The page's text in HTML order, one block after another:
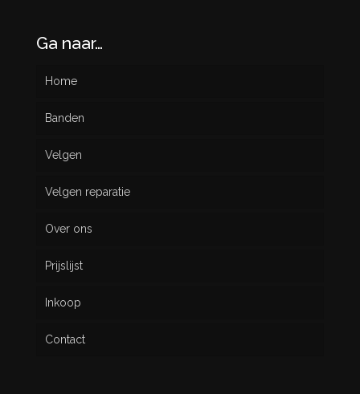
Ga naar…
Home
Banden
Nieuw
Gebruikt
Velgen
Velgen reparatie
Over ons
Prijslijst
Inkoop
Contact